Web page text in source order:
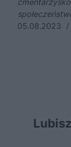
05.08.2023 /